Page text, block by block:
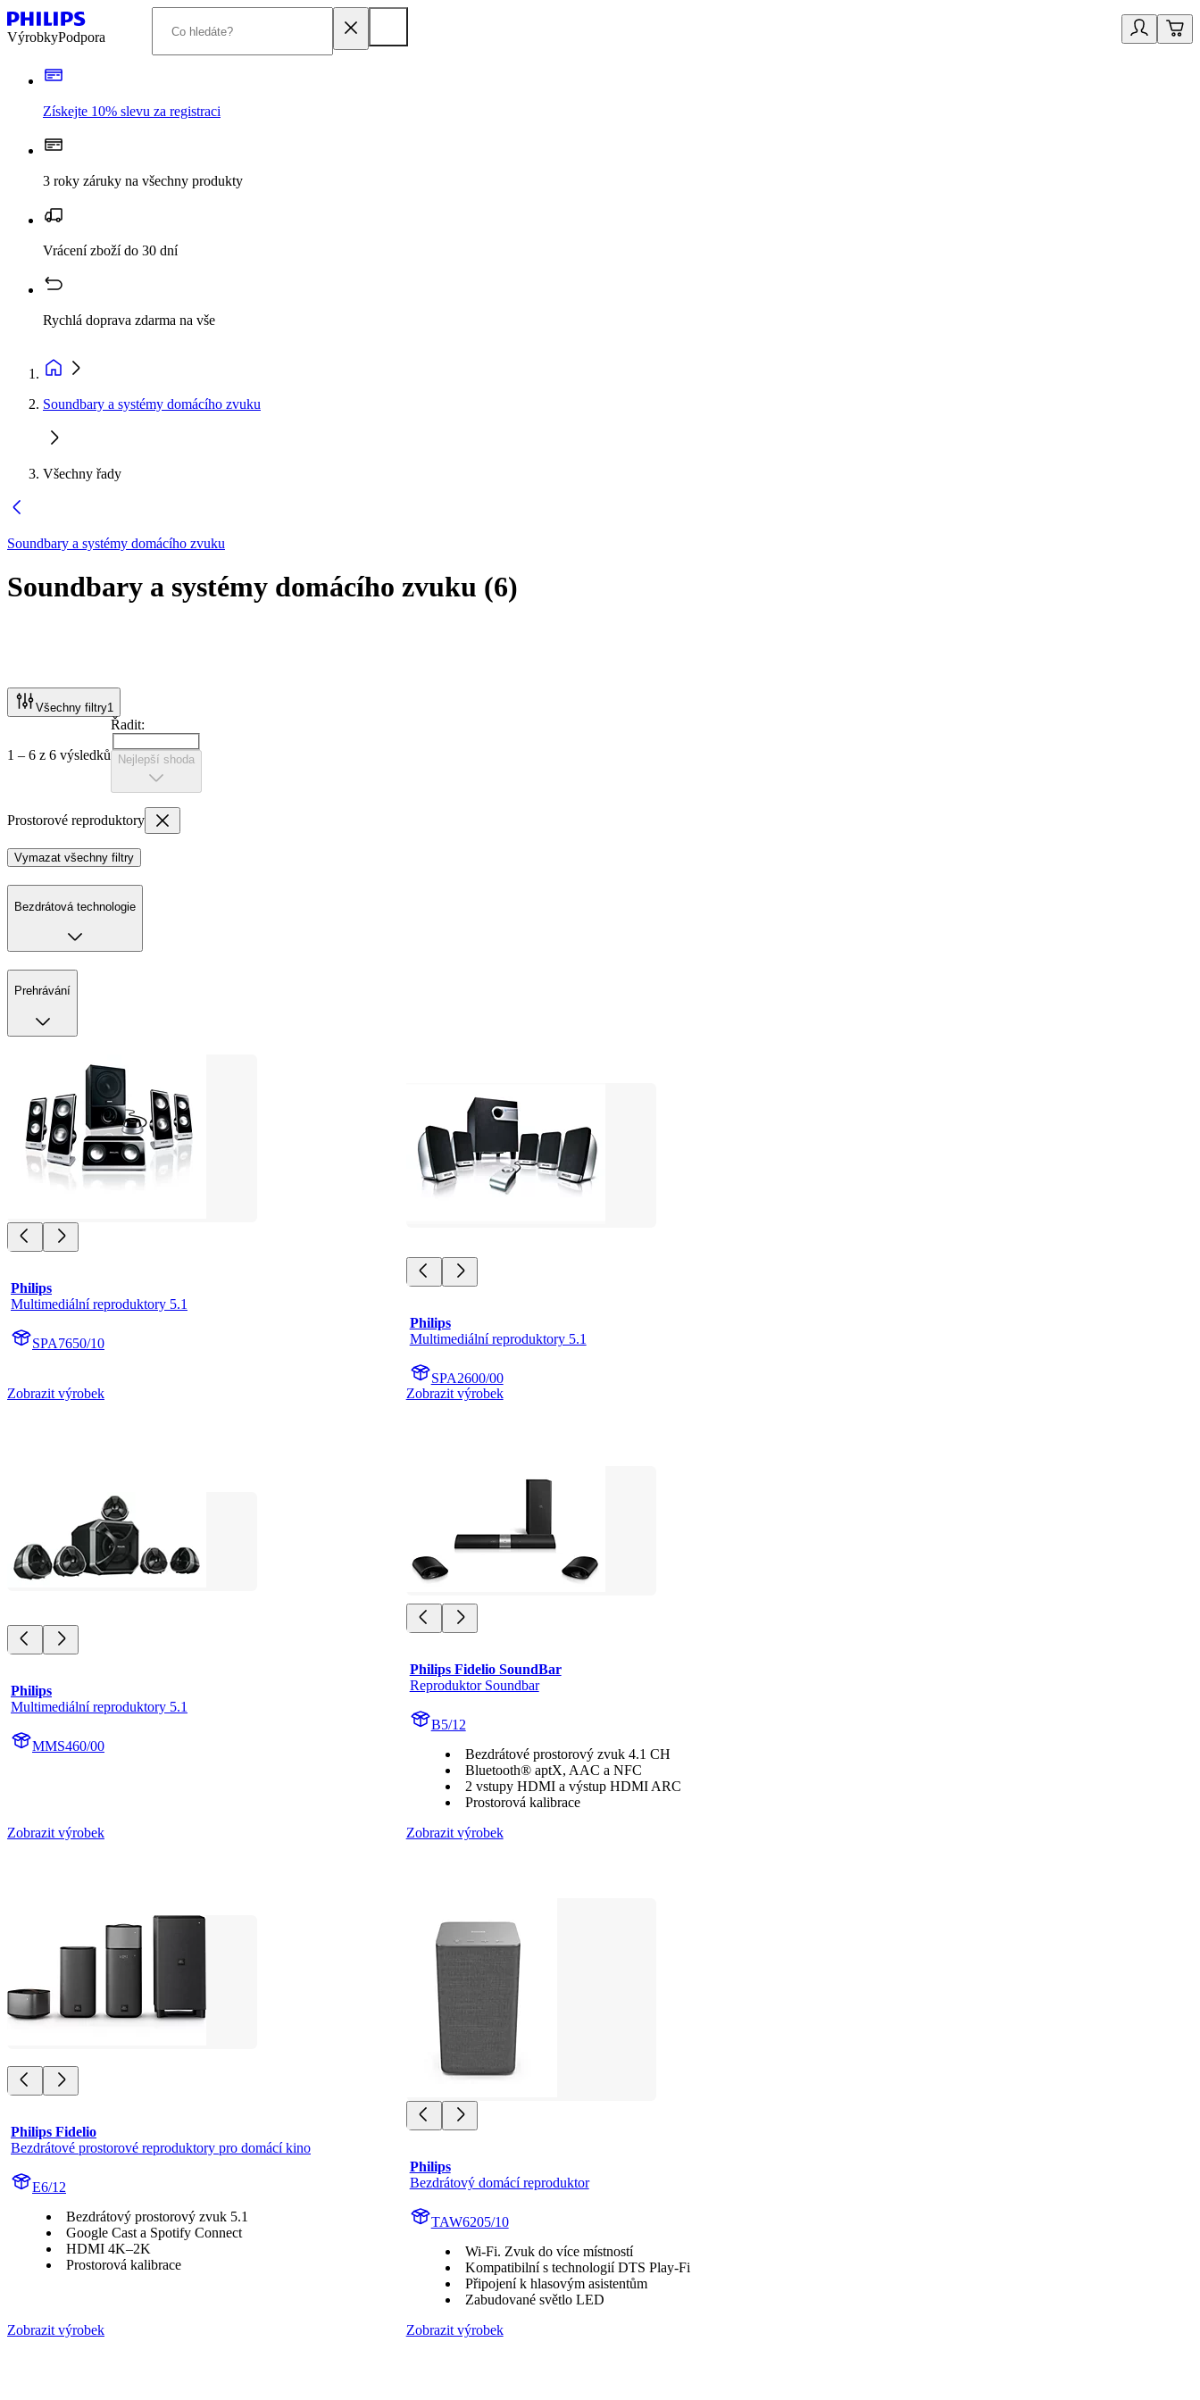
VýrobkyPodpora
Získejte 10% slevu za registraci
3 roky záruky na všechny produkty
Vrácení zboží do 30 dní
Rychlá doprava zdarma na vše
Soundbary a systémy domácího zvuku
Všechny řady
Soundbary a systémy domácího zvuku
Soundbary a systémy domácího zvuku (6)
Všechny filtry1
1 – 6 z 6 výsledků
Řadit:
Nejlepší shoda
Prostorové reproduktory
Vymazat všechny filtry
Bezdrátová technologie
Prehrávání
Philips
Multimediální reproduktory 5.1
SPA7650/10
Zobrazit výrobek
Philips
Multimediální reproduktory 5.1
SPA2600/00
Zobrazit výrobek
Philips
Multimediální reproduktory 5.1
MMS460/00
Zobrazit výrobek
Philips Fidelio SoundBar
Reproduktor Soundbar
B5/12
Bezdrátové prostorový zvuk 4.1 CH
Bluetooth® aptX, AAC a NFC
2 vstupy HDMI a výstup HDMI ARC
Prostorová kalibrace
Zobrazit výrobek
Philips Fidelio
Bezdrátové prostorové reproduktory pro domácí kino
E6/12
Bezdrátový prostorový zvuk 5.1
Google Cast a Spotify Connect
HDMI 4K–2K
Prostorová kalibrace
Zobrazit výrobek
Philips
Bezdrátový domácí reproduktor
TAW6205/10
Wi-Fi. Zvuk do více místností
Kompatibilní s technologií DTS Play-Fi
Připojení k hlasovým asistentům
Zabudované světlo LED
Zobrazit výrobek